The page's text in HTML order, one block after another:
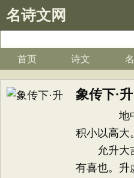
名诗文网
首页 诗文
象传下·升
地中生
积小以高大。
允升大吉
有喜也。升